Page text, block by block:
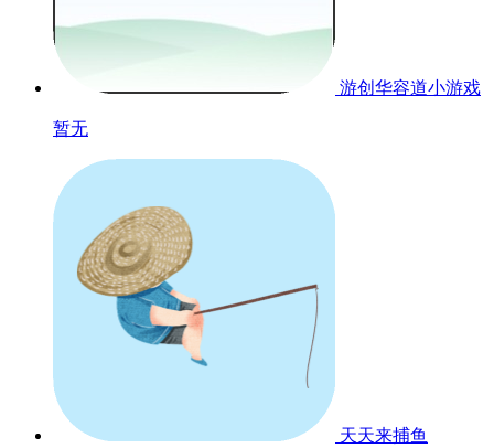
游创华容道小游戏
暂无
天天来捕鱼